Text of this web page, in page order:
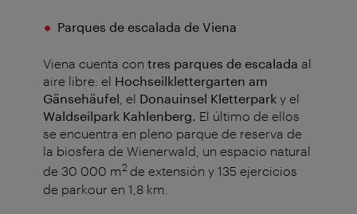
Parques de escalada de Viena
Viena cuenta con tres parques de escalada al
aire libre: el Hochseilklettergarten am
Gänsehäufel , el Donauinsel Kletterpark y el
Waldseilpark Kahlenberg. El último de ellos
se encuentra en pleno parque de reserva de
la biosfera de Wienerwald, un espacio natural
de 30 000 m2de extensión y 135 ejercicios
de parkour en 1,8 km.